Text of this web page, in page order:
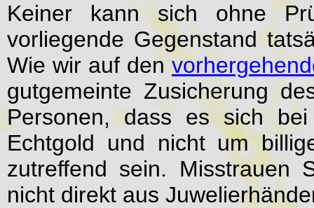
Keiner kann sich ohne
vorliegende Gegenstand
Wie wir auf den
gutgemeinte Zusicherung
Personen, dass es sich
Echtgold und nicht um
zutreffend sein. Misstrauen
nicht direkt aus